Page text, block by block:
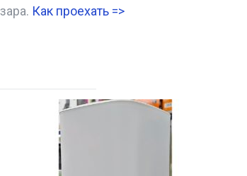
Как проехать =>